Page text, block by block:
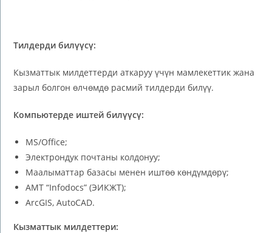
Тилдерди билүүсү:
Кызматтык милдеттерди аткаруу үчүн мамлекеттик жана
зарыл болгон өлчөмдө расмий тилдерди билүү.
Компьютерде иштей билүүсү:
MS/Office;
Электрондук почтаны колдонуу;
Маалыматтар базасы менен иштөө көндүмдөрү;
AMT “Infodocs” (ЭИКЖТ);
ArcGIS, AutoCAD.
Кызматтык милдеттери: